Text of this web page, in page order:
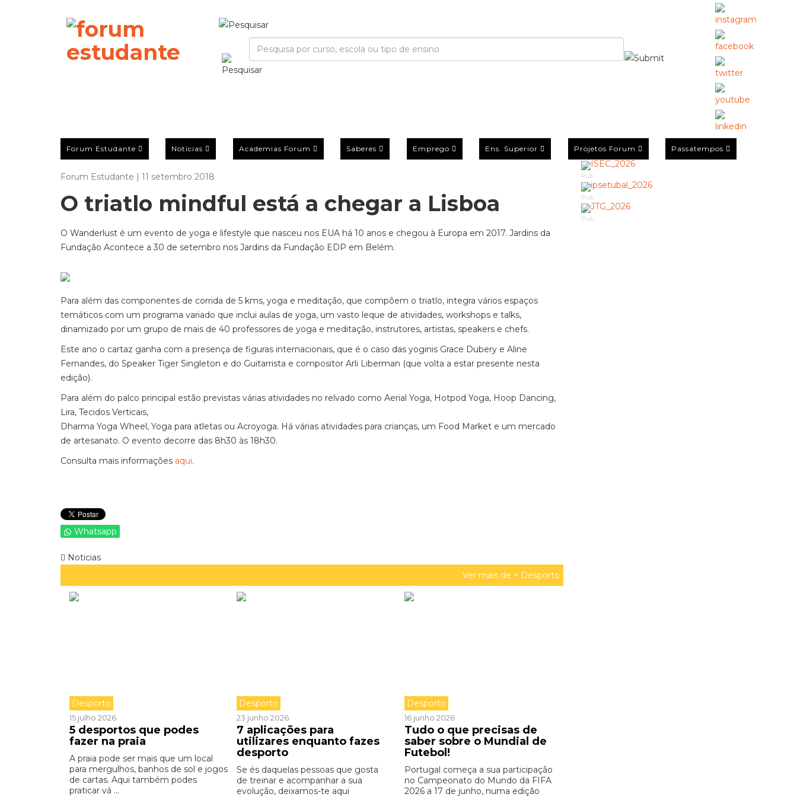
Forum Estudante Notícias Academias Forum Saberes Emprego Ens. Superior Projetos Forum Passatempos
Forum Estudante | 11 setembro 2018
O triatlo mindful está a chegar a Lisboa
O Wanderlust é um evento de yoga e lifestyle que nasceu nos EUA há 10 anos e chegou à Europa em 2017. Jardins da
Fundação Acontece a 30 de setembro nos Jardins da Fundação EDP em Belém.
Para além das componentes de corrida de 5 kms, yoga e meditação, que compõem o triatlo, integra vários espaços
temáticos com um programa variado que inclui aulas de yoga, um vasto leque de atividades, workshops e talks,
dinamizado por um grupo de mais de 40 professores de yoga e meditação, instrutores, artistas, speakers e chefs.
Este ano o cartaz ganha com a presença de figuras internacionais, que é o caso das yoginis Grace Dubery e Aline
Fernandes, do Speaker Tiger Singleton e do Guitarrista e compositor Arli Liberman (que volta a estar presente nesta
edição).
Para além do palco principal estão previstas várias atividades no relvado como Aerial Yoga, Hotpod Yoga, Hoop Dancing,
Lira, Tecidos Verticais,
Dharma Yoga Wheel, Yoga para atletas ou Acroyoga. Há várias atividades para crianças, um Food Market e um mercado
de artesanato. O evento decorre das 8h30 às 18h30.
Consulta mais informações aqui.
Whatsapp
Noticias
Ver mais de > Desporto
Desporto
15 julho 2026
5 desportos que podes
fazer na praia
A praia pode ser mais que um local
para mergulhos, banhos de sol e jogos
de cartas. Aqui também podes
praticar vá ...
Desporto
23 junho 2026
7 aplicações para
utilizares enquanto fazes
desporto
Se és daquelas pessoas que gosta
de treinar e acompanhar a sua
evolução, deixamos-te aqui
Desporto
16 junho 2026
Tudo o que precisas de
saber sobre o Mundial de
Futebol!
Portugal começa a sua participação
no Campeonato do Mundo da FIFA
2026 a 17 de junho, numa edição
Pub
Pub
Pub